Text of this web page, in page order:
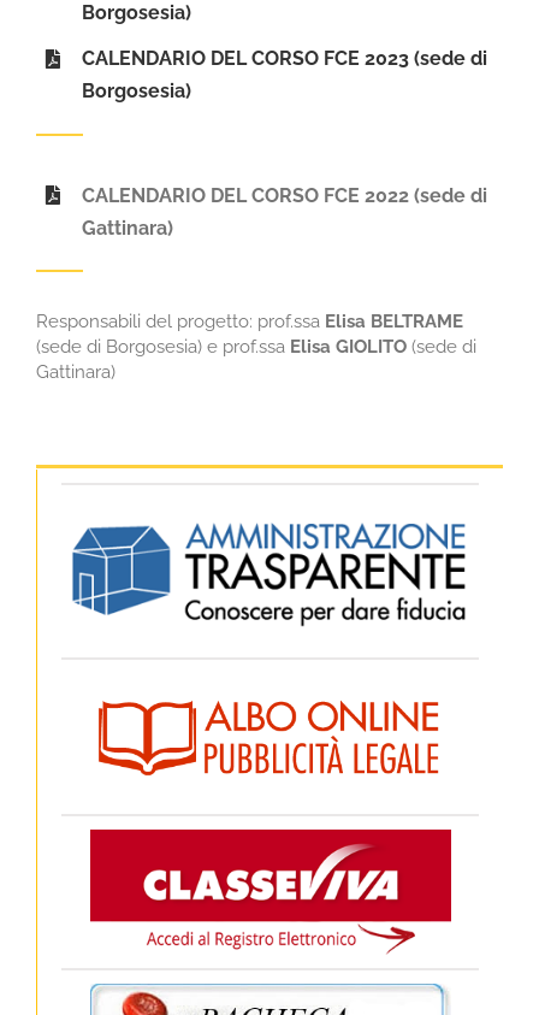
Borgosesia)
CALENDARIO DEL CORSO FCE 2023 (sede di
Borgosesia)
CALENDARIO DEL CORSO FCE 2022 (sede di
Gattinara)
Responsabili del progetto: prof.ssa Elisa BELTRAME
(sede di Borgosesia) e prof.ssa Elisa GIOLITO (sede di
Gattinara)